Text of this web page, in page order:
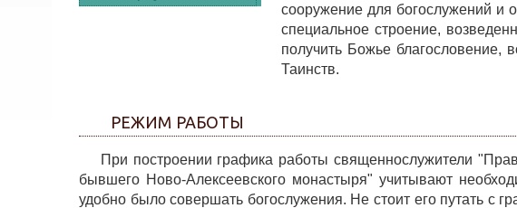
сооружение для богослужений и
специальное строение,
получить Божье благословение,
Таинств.
РЕЖИМ РАБОТЫ
При построении графика работы священнослужители
бывшего Ново-Алексеевского монастыря" учитывают
удобно было совершать богослужения. Не стоит его путать с